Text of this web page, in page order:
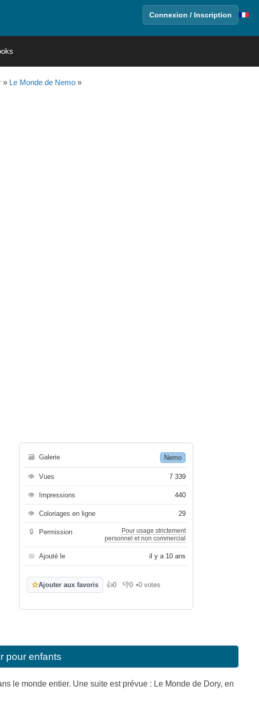
Connexion / Inscription
» Le Monde de Nemo»
🗃 Galerie Nemo
👁 Vues 7 339
👁 Impressions 440
👁 Coloriages en ligne 29
🔒 Permission
Pour usage strictement
personnel et non commercial
📅 Ajouté le il y a 10 ans
☆Ajouter aux favoris 👍0
J'aime 👎0
Je n'aime pas
•0 votes
pour enfants
le monde entier. Une suite est prévue : Le Monde de Dory, en